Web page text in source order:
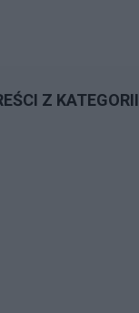
Z KATEGORII